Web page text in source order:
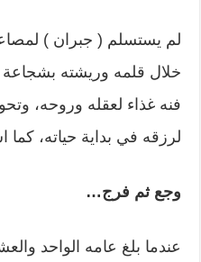
لم يستسلم ( جبران )
خلال قلمه وريشته
فنه غذاء لعقله وروحه،
لرزقه في بداية حياته، كما
وجع ثم فرج…
عندما بلغ عامه الواحد